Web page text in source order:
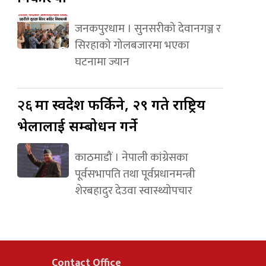
जनकपुरधाम । सुनसरीको देवानगञ्ज र
सिरहाको गोलबजारमा भएका
घटनामा ज्यान
२६मा स्वदेश फर्किने, २९ गते राष्ट्रिय
भेलालाई सम्बोधन गर्ने
काठमाडौं । नेपाली कांग्रेसका
पूर्वसभापति तथा पूर्वप्रधानमन्त्री
शेरबहादुर देउवा स्वास्थ्योपचार